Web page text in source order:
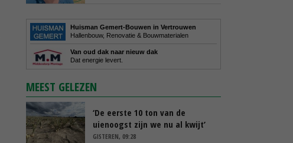
Huisman Gemert-Bouwen in Vertrouwen
Hallenbouw, Renovatie & Bouwmaterialen
Van oud dak naar nieuw dak
Dat energie levert.
MEEST GELEZEN
‘De eerste 10 ton van de
uienoogst zijn we nu al kwijt’
GISTEREN, 09:28